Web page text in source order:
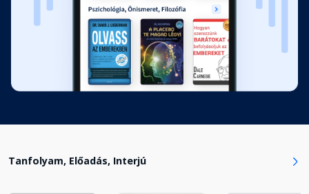
Tanfolyam, Előadás, Interjú